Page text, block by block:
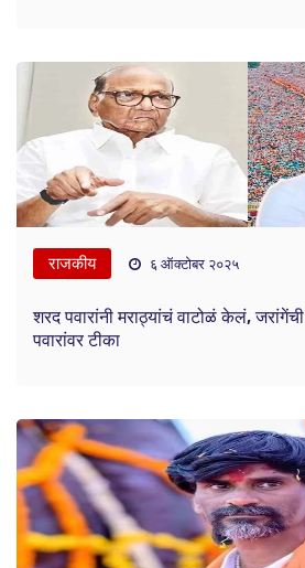
राजकीय ६ ऑक्टोबर २०२५
शरद पवारांनी मराठ्यांचं वाटोळं केलं,
पवारांवर टीका